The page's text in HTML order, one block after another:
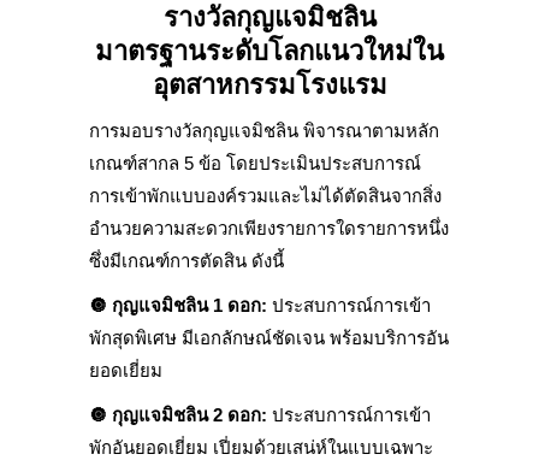
รางวัลกุญแจมิชลิน
มาตรฐานระดับโลกแนวใหม่ใน
อุตสาหกรรมโรงแรม
การมอบรางวัลกุญแจมิชลิน พิจารณาตามหลัก
เกณฑ์สากล 5 ข้อ โดยประเมินประสบการณ์
การเข้าพักแบบองค์รวมและไม่ได้ตัดสินจากสิ่ง
อำนวยความสะดวกเพียงรายการใดรายการหนึ่ง
ซึ่งมีเกณฑ์การตัดสิน ดังนี้
🔘 กุญแจมิชลิน 1 ดอก: ประสบการณ์การเข้า
พักสุดพิเศษ มีเอกลักษณ์ชัดเจน พร้อมบริการอัน
ยอดเยี่ยม
🔘 กุญแจมิชลิน 2 ดอก: ประสบการณ์การเข้า
พักอันยอดเยี่ยม เปี่ยมด้วยเสน่ห์ในแบบเฉพาะ